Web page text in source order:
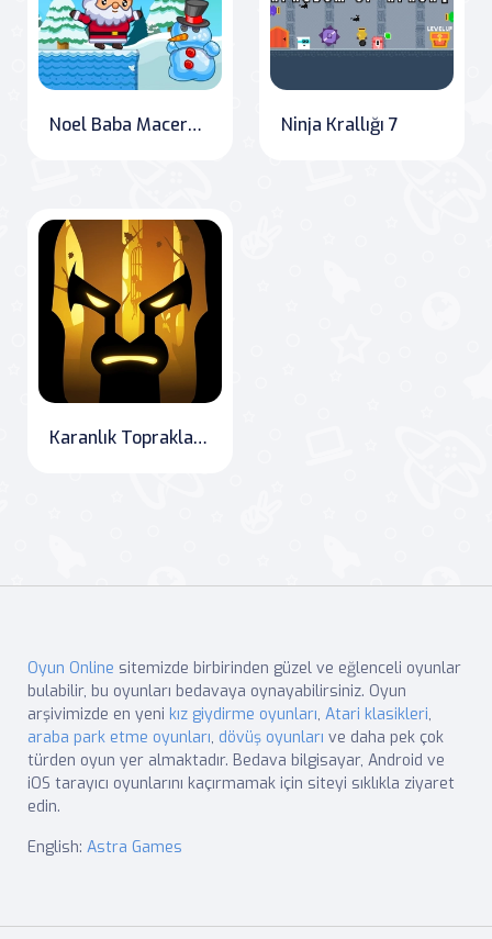
Noel Baba Maceraları Ninja Krallığı 7
Karanlık Topraklar: Kötü Güçlere Karşı Koşun!
Oyun Online sitemizde birbirinden güzel ve eğlenceli oyunlar
bulabilir, bu oyunları bedavaya oynayabilirsiniz. Oyun
arşivimizde en yeni kız giydirme oyunları, Atari klasikleri,
araba park etme oyunları, dövüş oyunları ve daha pek çok
türden oyun yer almaktadır. Bedava bilgisayar, Android ve
iOS tarayıcı oyunlarını kaçırmamak için siteyi sıklıkla ziyaret
edin.
English: Astra Games